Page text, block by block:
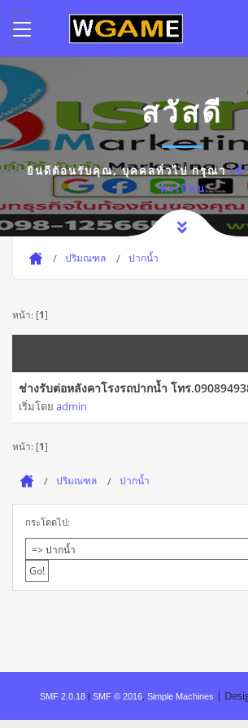
สวัสดี
ยินดีต้อนรับคุณ,บุคคลทั่วไปกรุณาเข้
ทะเบียน
ปริมณฑล ปากน้ำ
หน้า: [1]
ช่างรับต่อหลังคาโรงรถปากน้ำ โทร
เริ่มโดย admin
หน้า: [1]
ปริมณฑล ปากน้ำ
กระโดดไป:
SMF 2.0.18 | SMF © 2016 Simple Machines |